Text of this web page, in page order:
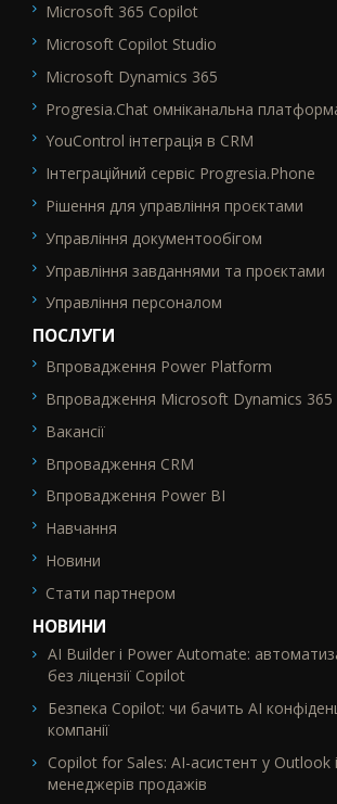
Microsoft 365 Copilot
Microsoft Copilot Studio
Microsoft Dynamics 365
Progresia.Chat омніканальна
YouControl інтеграція в CRM
Інтеграційний сервіс Progresia.Phone
Рішення для управління проєктами
Управління документообігом
Управління завданнями та проєктами
Управління персоналом
ПОСЛУГИ
SEO_FTR2
Впровадження Power Platform
Впровадження Microsoft Dynamics 365
Вакансії
Впровадження CRM
Впровадження Power BI
Навчання
Новини
Стати партнером
НОВИНИ
AI Builder і Power Automate:
без ліцензії Copilot
Безпека Copilot: чи бачить AI
компанії
Copilot for Sales: AI-асистент у Outlook
менеджерів продажів